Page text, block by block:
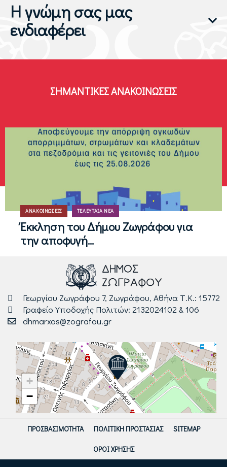
Η γνώμη σας μας
ενδιαφέρει
ΣΗΜΑΝΤΙΚΈΣ ΑΝΑΚΟΙΝΏΣΕΙΣ
ΑΝΑΚΟΙΝΏΣΕΙΣ ΤΕΛΕΥΤΑΊΑ ΝΈΑ
Έκκληση του Δήμου Ζωγράφου για
την αποφυγή...
Γεωργίου Ζωγράφου 7, Ζωγράφου, Αθήνα Τ.Κ.: 15772
Γραφείο Υποδοχής Πολιτών: 2132024102 & 106
dhmarxos@zografou.gr
+
−
ΠΡΟΣΒΑΣΙΜΌΤΗΤΑ ΠΟΛΙΤΙΚΉ ΠΡΟΣΤΑΣΊΑΣ SITEMAP
ΌΡΟΙ ΧΡΉΣΗΣ